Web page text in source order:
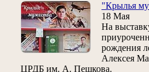
"Крылья
18 Мая
На
рождения
Алексея
ЦРДБ им. А. Пешкова.